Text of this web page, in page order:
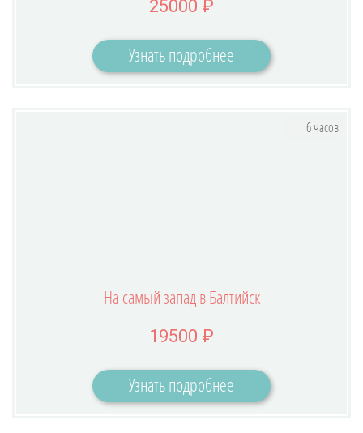
25000 ₽
Узнать подробнее
6 часов
На самый запад в Балтийск
19500 ₽
Узнать подробнее